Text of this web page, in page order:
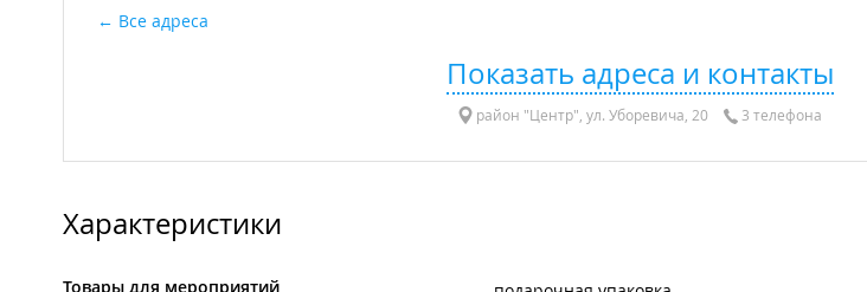
Все адреса
Показать адреса и контакты
район "Центр", ул. Уборевича, 20 3 телефона
Характеристики
Товары для мероприятий